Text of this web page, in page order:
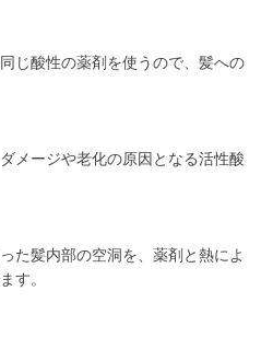
じ酸性の薬剤を使うので、髪への
メージや老化の原因となる活性酸
た髪内部の空洞を、薬剤と熱によ
す。